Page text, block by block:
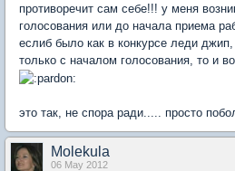
противоречит сам себе!!! у меня
голосования или до начала приема
еслиб было как в конкурсе леди
только с началом голосования, то и
это так, не спора ради..... просто
Molekula
06 May 2012